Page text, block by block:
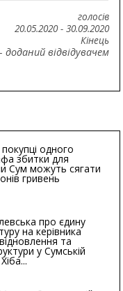
голосів
20.05.2020- 30.09.2020
Кінець
- доданий відвідувачем
одного
збитки для
Сум можуть сягати
гривень
про єдину
на керівника
та
у Сумській